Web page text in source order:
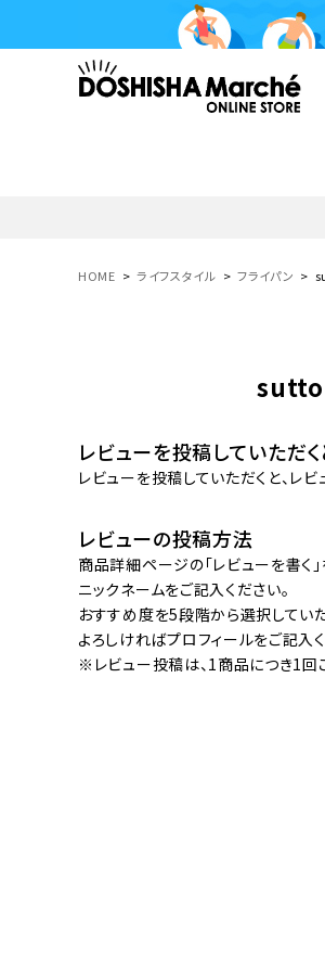
流しそうめん器
クールケア用品
オンドゾーン
領収書について
HOME ライフスタイル フライパン
sutto(
レビューを投稿していただ
レビューを投稿していただくと、レ
レビューの投稿方法
商品詳細ページの「レビューを書く」
ニックネームをご記入ください。
おすすめ度を5段階から選択してい
よろしければプロフィールをご記入く
※レビュー投稿は、1商品につき1回